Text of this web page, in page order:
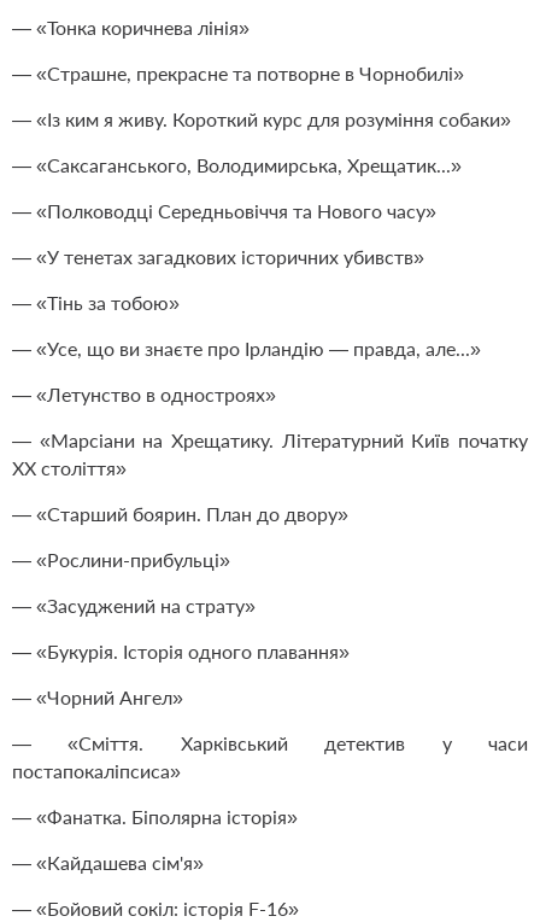
— «Тонка коричнева лінія»
— «Страшне, прекрасне та потворне в Чорнобилі»
— «Із ким я живу. Короткий курс для розуміння собаки»
— «Саксаганського, Володимирська, Хрещатик...»
— «Полководці Середньовіччя та Нового часу»
— «У тенетах загадкових історичних убивств»
— «Тінь за тобою»
— «Усе, що ви знаєте про Ірландію — правда, але...»
— «Летунство в одностроях»
— «Марсіани на Хрещатику. Літературний Київ початку
ХХ століття»
— «Старший боярин. План до двору»
— «Рослини-прибульці»
— «Засуджений на страту»
— «Букурія. Історія одного плавання»
— «Чорний Ангел»
— «Сміття. Харківський детектив у часи
постапокаліпсиса»
— «Фанатка. Біполярна історія»
— «Кайдашева сім'я»
— «Бойовий сокіл: історія F-16»